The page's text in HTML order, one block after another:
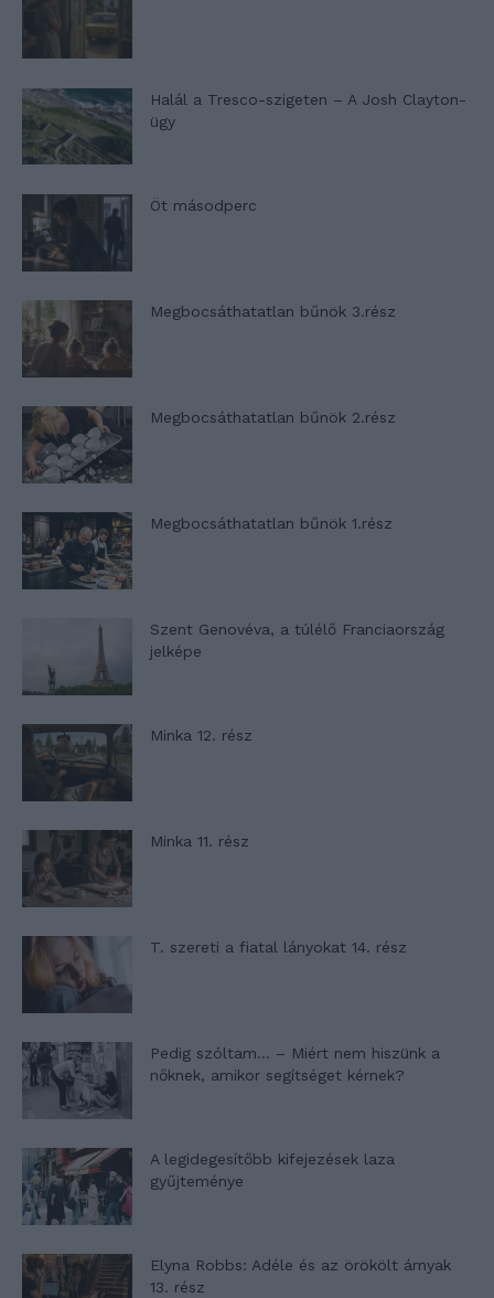
Halál a Tresco-szigeten – A Josh Clayton-
ügy
Öt másodperc
Megbocsáthatatlan bűnök 3.rész
Megbocsáthatatlan bűnök 2.rész
Megbocsáthatatlan bűnök 1.rész
Szent Genovéva, a túlélő Franciaország
jelképe
Minka 12. rész
Minka 11. rész
T. szereti a fiatal lányokat 14. rész
Pedig szóltam… – Miért nem hiszünk a
nőknek, amikor segítséget kérnek?
A legidegesítőbb kifejezések laza
gyűjteménye
Elyna Robbs: Adéle és az örökölt árnyak
13. rész